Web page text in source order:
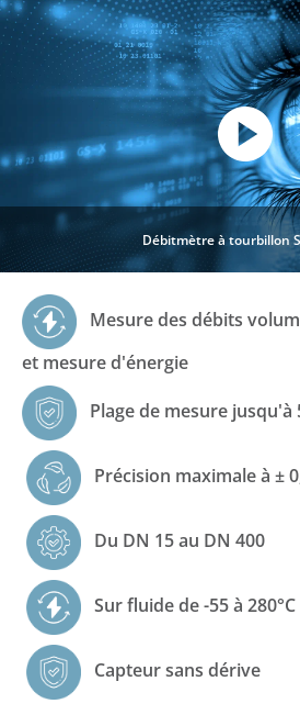
Débitmètre à tourbillon
Mesure des débits
et mesure d'énergie
Plage de mesure jusqu'à
Précision maximale à ±
Du DN 15 au DN 400
Sur fluide de -55 à 280°C
Capteur sans dérive